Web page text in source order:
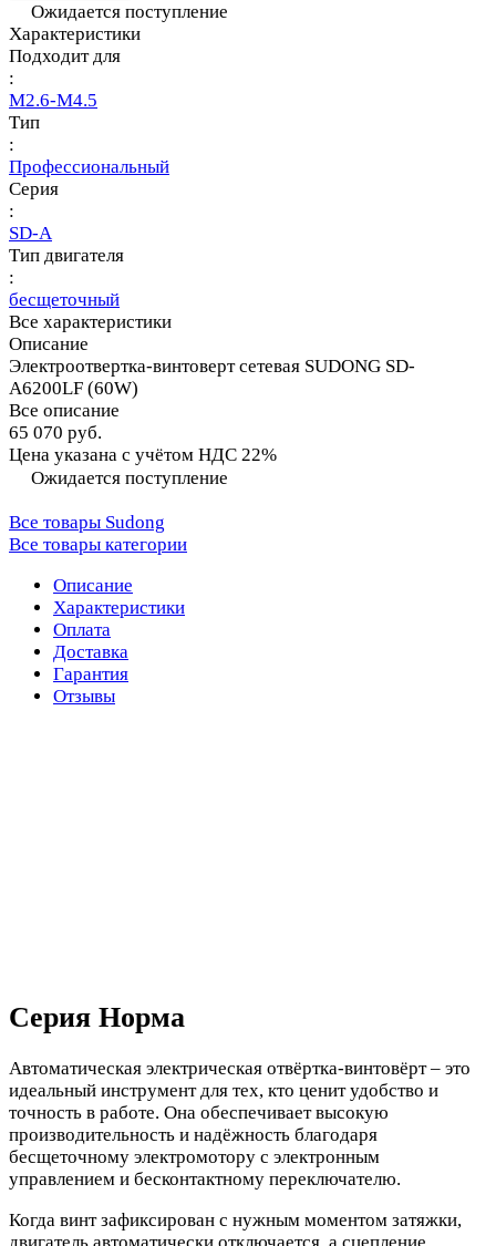
Ожидается поступление
Характеристики
Подходит для
:
M2.6-M4.5
Тип
:
Профессиональный
Серия
:
SD-A
Тип двигателя
:
бесщеточный
Все характеристики
Описание
Электроотвертка-винтоверт сетевая SUDONG SD-
A6200LF (60W)
Все описание
65 070 руб.
Цена указана с учётом НДС 22%
Ожидается поступление
Все товары Sudong
Все товары категории
Описание
Характеристики
Оплата
Доставка
Гарантия
Отзывы
Серия Норма
Автоматическая электрическая отвёртка-винтовёрт – это
идеальный инструмент для тех, кто ценит удобство и
точность в работе. Она обеспечивает высокую
производительность и надёжность благодаря
бесщеточному электромотору с электронным
управлением и бесконтактному переключателю.
Когда винт зафиксирован с нужным моментом затяжки,